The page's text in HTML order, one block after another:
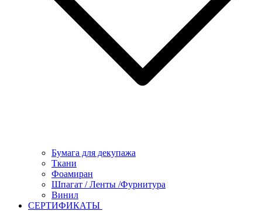
Бумага для декупажа
Ткани
Фоамиран
Шпагат / Ленты /Фурнитура
Винил
СЕРТИФИКАТЫ